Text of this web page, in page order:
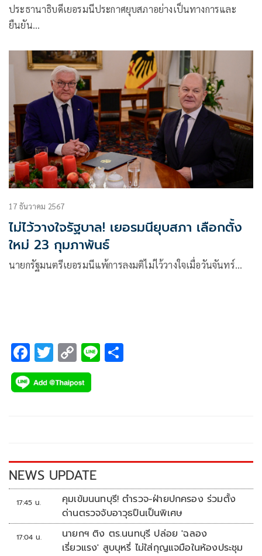
ประธานาธิบดีเยอรมนีประกาศยุบสภาอย่างเป็นทางการและ
ยืนยัน…
17 ธันวาคม 2567
ไม่ไว้วางใจรัฐบาล! เยอรมนียุบสภา เลือกตั้ง
ใหม่ 23 กุมภาพันธ์
นายกรัฐมนตรีเยอรมนีแพ้การลงมติไม่ไว้วางใจเมื่อวันจันทร์…
F
ac
e
k
T
wi
tt
C
o
p
k
Li
NEWS UPDATE
17:45 น.
คุมเข้มนนทบุรี! ตำรวจ-ฝ่ายปกครอง ร่วมตั้ง
ด่านตรวจจับอาวุธปืนเป็นพิเศษ
17:04 น.
นายกฯ ติง ตร.นนทบุรี ปล่อย 'ฉลอง
เรี่ยวแรง' สูบบุหรี่ ไม่ใส่กุญแจมือในห้องประชุม